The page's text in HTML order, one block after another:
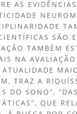
AS
SÃO
TAMBÉM
NA
TRAZ A
DO SONO”,
QUE